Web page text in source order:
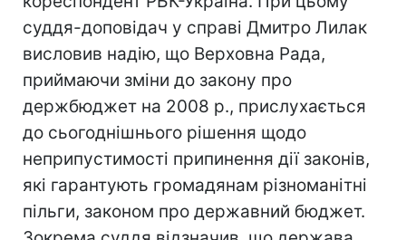
суддя-доповідач у справі Дмитро Лилак
висловив надію, що Верховна Рада,
приймаючи зміни до закону про
держбюджет на 2008 р., прислухається
до сьогоднішнього рішення щодо
неприпустимості припинення дії законів,
які гарантують громадянам різноманітні
пільги, законом про державний бюджет.